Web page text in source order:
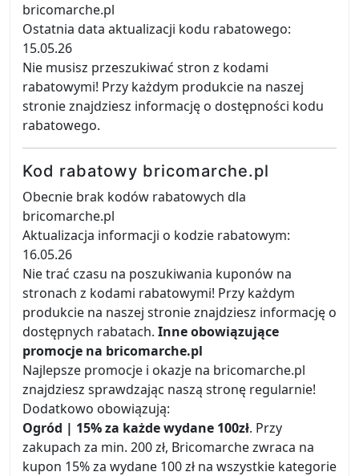
bricomarche.pl
Ostatnia data aktualizacji kodu rabatowego:
15.05.26
Nie musisz przeszukiwać stron z kodami
rabatowymi! Przy każdym produkcie na naszej
stronie znajdziesz informację o dostępności kodu
rabatowego.
Kod rabatowy bricomarche.pl
Obecnie brak kodów rabatowych dla
bricomarche.pl
Aktualizacja informacji o kodzie rabatowym:
16.05.26
Nie trać czasu na poszukiwania kuponów na
stronach z kodami rabatowymi! Przy każdym
produkcie na naszej stronie znajdziesz informację o
dostępnych rabatach. Inne obowiązujące
promocje na bricomarche.pl
Najlepsze promocje i okazje na bricomarche.pl
znajdziesz sprawdzając naszą stronę regularnie!
Dodatkowo obowiązują:
Ogród | 15% za każde wydane 100zł. Przy
zakupach za min. 200 zł, Bricomarche zwraca na
kupon 15% za wydane 100 zł na wszystkie kategorie